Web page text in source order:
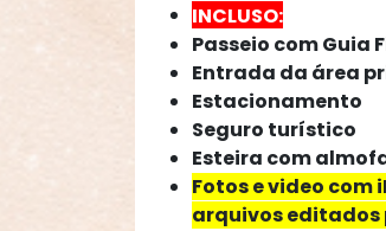
INCLUSO:
Passeio com Guia
Entrada da área
Estacionamento
Seguro turístico
Esteira com
Fotos e video com
arquivos